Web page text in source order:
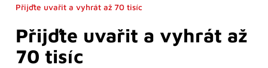
Přijďte uvařit a vyhrát až 70 tisíc
Přijďte uvařit a vyhrát až
70 tisíc